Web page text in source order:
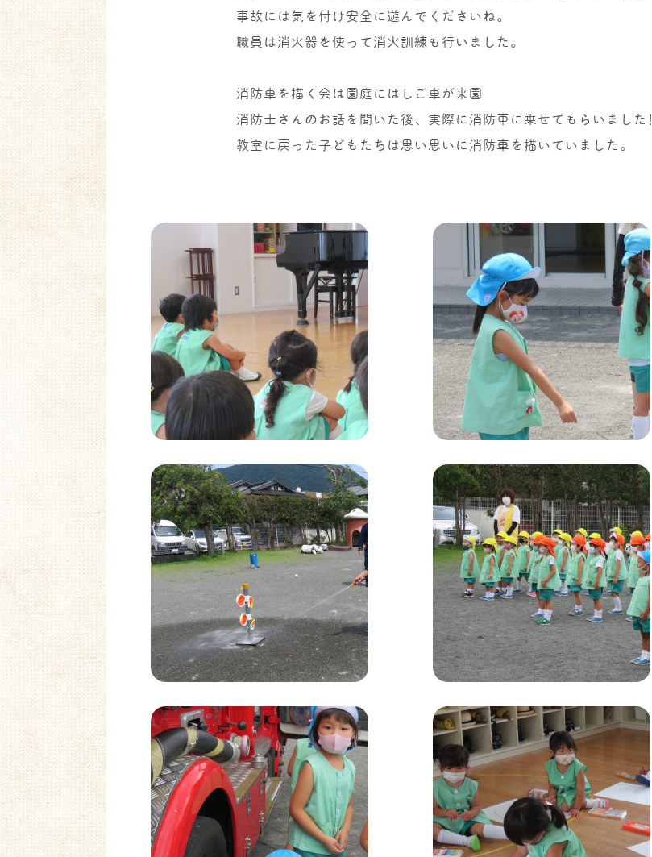
事故には気を付け安全に遊んでくださいね。
職員は消火器を使って消火訓練も行いました。
消防車を描く会は園庭にはしご車が来園
消防士さんのお話を聞いた後、実際に消防車に乗せてもらいました!
教室に戻った子どもたちは思い思いに消防車を描いていました。